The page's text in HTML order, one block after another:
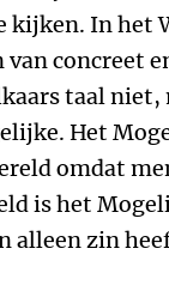
kijken. In het
concreet
taal
Het
omdat
is het
alleen zin